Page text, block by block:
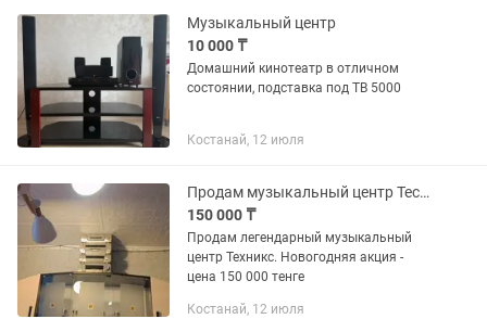
Музыкальный центр
10 000 ₸
Домашний кинотеатр в отличном
состоянии, подставка под ТВ 5000
Костанай, 12 июля
Продам музыкальный центр Technics
150 000 ₸
Продам легендарный музыкальный
центр Техникс. Новогодняя акция -
цена 150 000 тенге
Костанай, 12 июля